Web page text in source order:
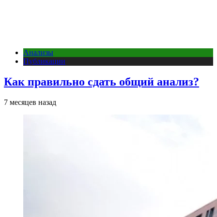
Анализы
Публикации
Как правильно сдать общий анализ?
7 месяцев назад